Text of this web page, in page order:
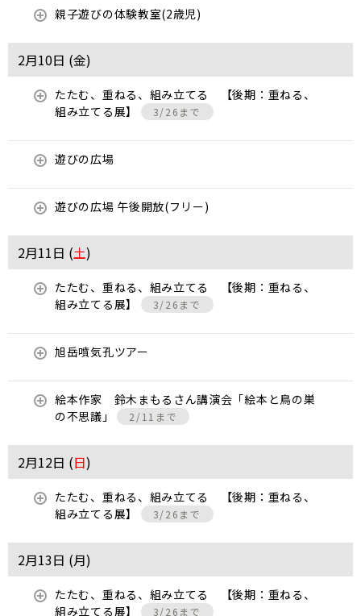
親子遊びの体験教室(2歳児)
2月10日 (金)
たたむ、重ねる、組み立てる 【後期：重ねる、
組み立てる展】
3/26まで
遊びの広場
遊びの広場 午後開放(フリー)
2月11日 (土)
たたむ、重ねる、組み立てる 【後期：重ねる、
組み立てる展】
3/26まで
旭岳噴気孔ツアー
絵本作家 鈴木まもるさん講演会「絵本と鳥の巣
の不思議」
2/11まで
2月12日 (日)
たたむ、重ねる、組み立てる 【後期：重ねる、
組み立てる展】
3/26まで
2月13日 (月)
たたむ、重ねる、組み立てる 【後期：重ねる、
組み立てる展】
3/26まで